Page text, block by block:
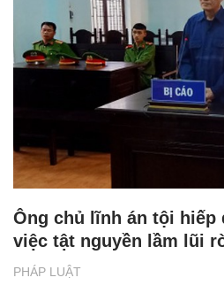
PHÁP LUẬT
Ông chủ lĩnh án tội hiếp
việc tật nguyền lầm lũi